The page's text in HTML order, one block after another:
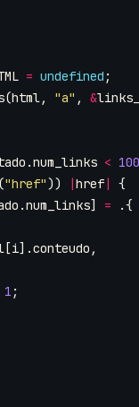
= undefined ;
(html, "a" , &
.num_links < 100
("href" )) href
{
.num_links] =
.{
[i].conteudo ,
1 ;